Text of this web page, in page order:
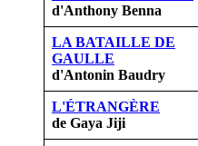
d'Anthony Benna
LA BATAILLE DE
GAULLE
d'Antonin Baudry
L'ÉTRANGÈRE
de Gaya Jiji